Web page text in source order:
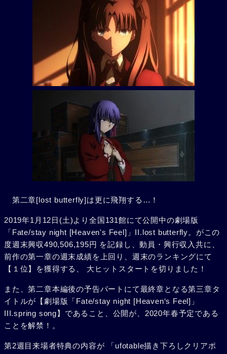
第二章[lost butterfly]は更に飛翔する…！
2019年1月12日(土)より全国131館にて公開中の劇場版
「Fate/stay night [Heaven's Feel]」II.lost butterfly。がこの
度週末興収490,506,195円 を記録し、動員・興行収入共に、
前作の第一章の週末成績を上回り、週末のランキングにて
【１位】を獲得する、 大ヒットスタートを切りました！
また、第二章本編後の予告パートにて最終章となる第三章タ
イトルが【劇場版「Fate/stay night [Heaven‘s Feel]」
III.spring song】であること、公開が、2020年春予定である
ことを解禁！。
第2週目来場者特典の内容が 「ufotable描き下ろしクリアポ